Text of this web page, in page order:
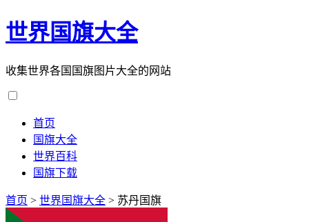
世界国旗大全
收集世界各国国旗图片大全的网站
首页
国旗大全
世界百科
国旗下载
首页 > 世界国旗大全 > 苏丹国旗